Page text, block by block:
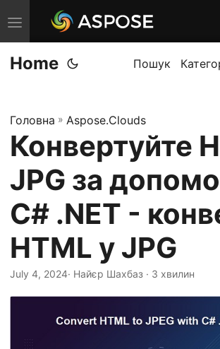
T
o
g
e
n
v
i
g
a
t
i
o
Home Пошук
Головна » Aspose.Clouds
Конвертуйте
JPG за
C# .NET -
HTML у JPG
July 4, 2024· Найєр Шахбаз · 3 хвилин